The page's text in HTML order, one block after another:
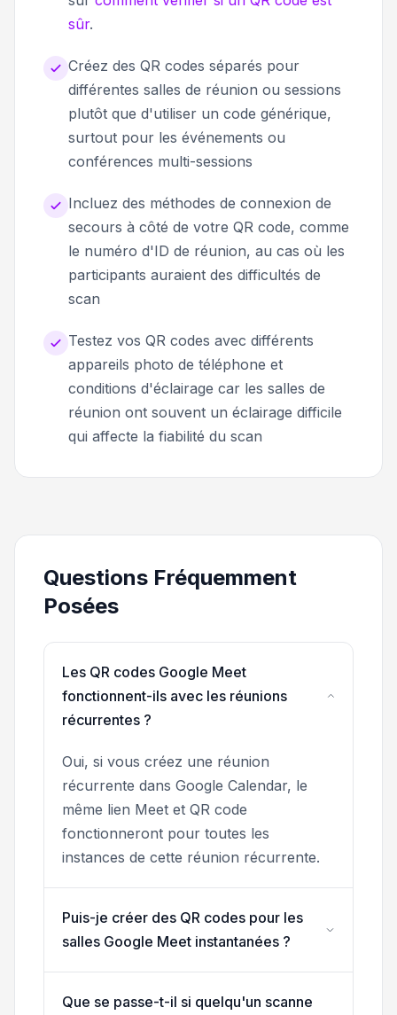
sûr.
Créez des QR codes séparés pour
différentes salles de réunion ou sessions
plutôt que d'utiliser un code générique,
surtout pour les événements ou
conférences multi-sessions
Incluez des méthodes de connexion de
secours à côté de votre QR code, comme
le numéro d'ID de réunion, au cas où les
participants auraient des difficultés de
scan
Testez vos QR codes avec différents
appareils photo de téléphone et
conditions d'éclairage car les salles de
réunion ont souvent un éclairage difficile
qui affecte la fiabilité du scan
Questions Fréquemment
Posées
Les QR codes Google Meet
fonctionnent-ils avec les réunions
récurrentes ?
Oui, si vous créez une réunion
récurrente dans Google Calendar, le
même lien Meet et QR code
fonctionneront pour toutes les
instances de cette réunion récurrente.
Puis-je créer des QR codes pour les
salles Google Meet instantanées ?
Que se passe-t-il si quelqu'un scanne